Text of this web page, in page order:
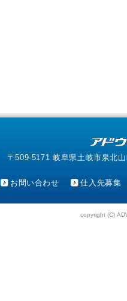
〒509-5171 岐阜県土岐市泉北
お問い合わせ 仕入先募集
copyright (C)